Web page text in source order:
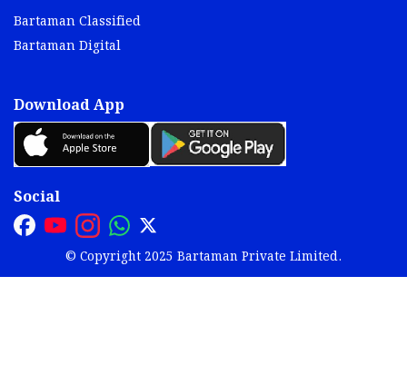
Bartaman Classified
Bartaman Digital
Download App
Social
© Copyright 2025 Bartaman Private Limited.